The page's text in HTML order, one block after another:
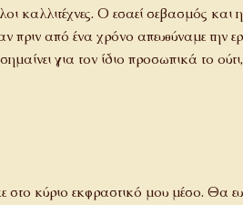
καλλιτέχνες. Ο εσαεί σεβασμός και
πριν από ένα χρόνο απευθύναμε την
για τον ίδιο προσωπικά το
στο κύριο εκφραστικό μου μέσο. Θα